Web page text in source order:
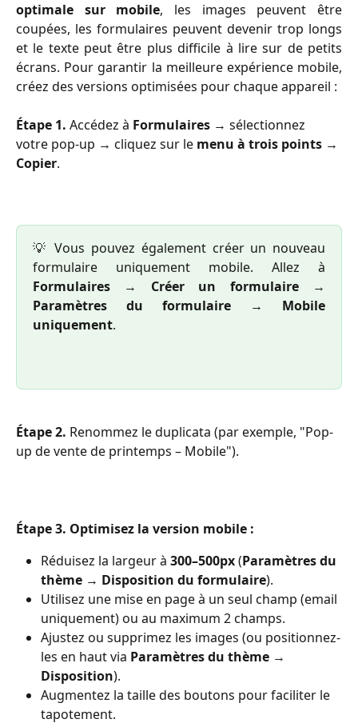
optimale sur mobile, les images peuvent être
coupées, les formulaires peuvent devenir trop longs
et le texte peut être plus difficile à lire sur de petits
écrans. Pour garantir la meilleure expérience mobile,
créez des versions optimisées pour chaque appareil :
Étape 1. Accédez à Formulaires → sélectionnez
votre pop-up → cliquez sur le menu à trois points →
Copier.
💡 Vous pouvez également créer un nouveau
formulaire uniquement mobile. Allez à
Formulaires → Créer un formulaire→
Paramètres du formulaire → Mobile
uniquement.
Étape 2. Renommez le duplicata (par exemple, "Pop-
up de vente de printemps – Mobile").
Étape 3. Optimisez la version mobile :
Réduisez la largeur à 300–500px (Paramètres du
thème → Disposition du formulaire).
Utilisez une mise en page à un seul champ (email
uniquement) ou au maximum 2 champs.
Ajustez ou supprimez les images (ou positionnez-
les en haut via Paramètres du thème →
Disposition).
Augmentez la taille des boutons pour faciliter le
tapotement.